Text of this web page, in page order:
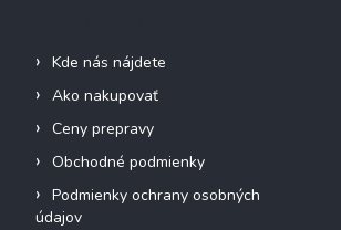
Kde nás nájdete
Ako nakupovať
Ceny prepravy
Obchodné podmienky
Podmienky ochrany osobných
údajov